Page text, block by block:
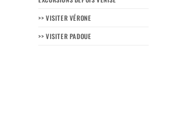
>> VISITER VÉRONE
>> VISITER PADOUE